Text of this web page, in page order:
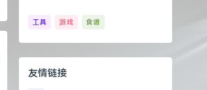
工具 游戏 食谱
友情链接